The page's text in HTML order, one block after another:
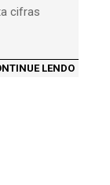
cifras
LENDO